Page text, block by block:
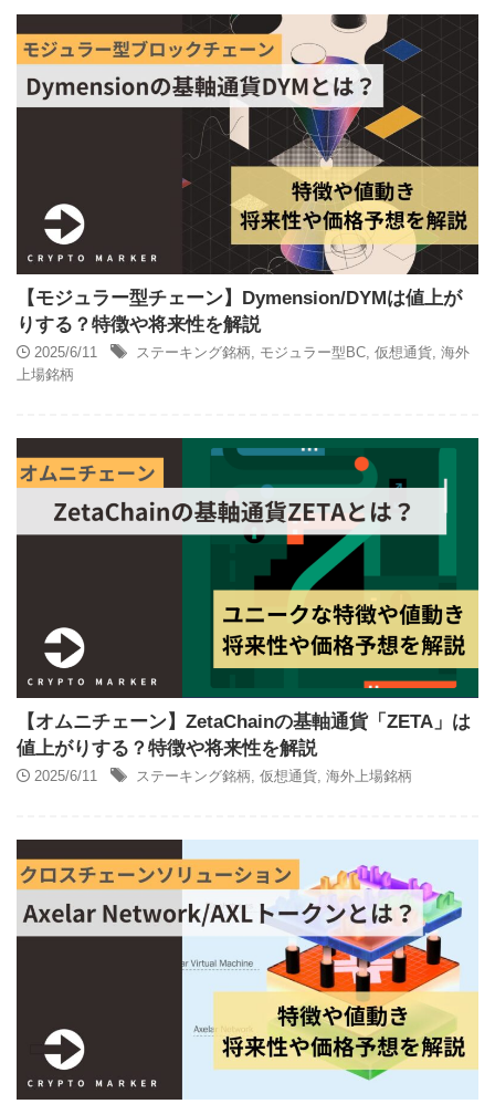
【モジュラー型チェーン】Dymension/DYMは値上が
りする？特徴や将来性を解説
2025/6/11 ステーキング銘柄 モジュラー型BC 仮想通貨 海外
上場銘柄
【オムニチェーン】ZetaChainの基軸通貨「ZETA」は
値上がりする？特徴や将来性を解説
2025/6/11 ステーキング銘柄, 仮想通貨, 海外上場銘柄